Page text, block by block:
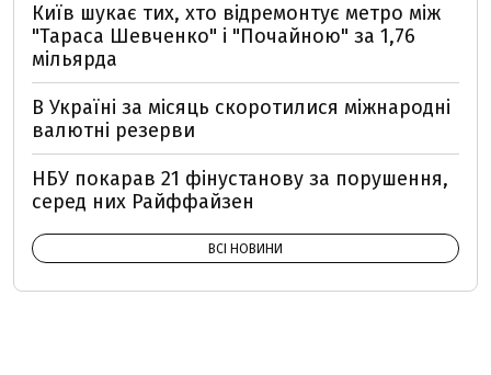
Київ шукає тих, хто відремонтує метро між
"Тараса Шевченко" і "Почайною" за 1,76
мільярда
В Україні за місяць скоротилися міжнародні
валютні резерви
НБУ покарав 21 фінустанову за порушення,
серед них Райффайзен
ВСІ НОВИНИ